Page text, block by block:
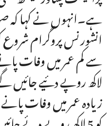
ہے۔انہوں نے کہا کہ
زیادہ عمر میں وفات